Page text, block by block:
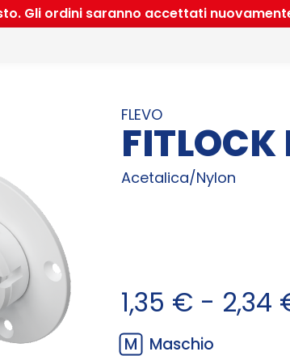
Gli ordini saranno accettati
FLEVO
FITLOCK
Acetalica/Nylon
1,35 € - 2,34
M Maschio